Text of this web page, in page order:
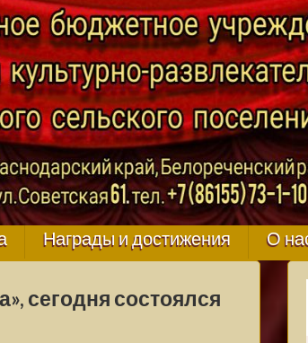
Награды и достижения О
сегодня состоялся